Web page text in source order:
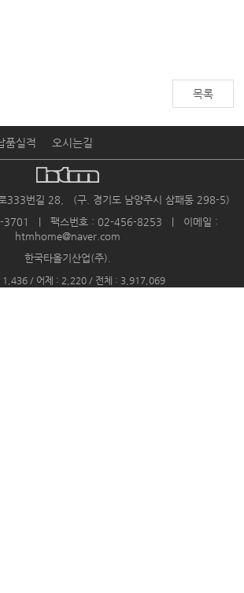
목록
품실적 오시는길
333번길 28, (구. 경기도 남양주시 삼패동 298-5)
3701 | 팩스번호 : 02-456-8253 | 이메일 :
htmhome@naver.com
한국타올기산업(주).
1,436 / 어제 : 2,220 / 전체 : 3,917,069